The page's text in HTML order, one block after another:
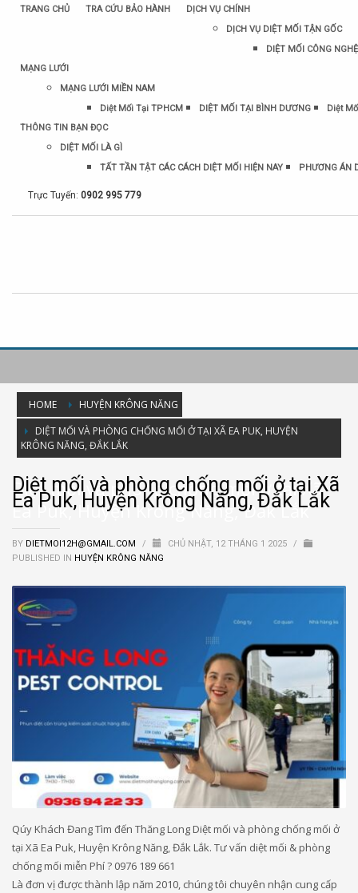
TRANG CHỦ TRA CỨU BẢO HÀNH
DỊCH VỤ CHÍNH
DỊCH VỤ DIỆT MỐI TẬN GỐC
DIỆT MỐI CÔNG
MẠNG LƯỚI
MẠNG LƯỚI MIỀN NAM
Diệt Mối Tại TPHCM
DIỆT MỐI TẠI BÌNH DƯƠNG
Diệt
THÔNG TIN BẠN ĐỌC
DIỆT MỐI LÀ GÌ
TẤT TẦN TẬT CÁC CÁCH DIỆT MỐI HIỆN NAY
PHƯƠNG ÁN
Trực Tuyến: 0902 995 779
HOME
HUYỆN KRÔNG NĂNG
DIỆT MỐI VÀ PHÒNG CHỐNG MỐI Ở TẠI XÃ EA PUK, HUYỆN
KRÔNG NĂNG, ĐẮK LẮK
Diệt mối và phòng chống mối ở tại Xã
Ea Puk, Huyện Krông Năng, Đắk Lắk
Diệt mối và phòng chống mối ở tại Xã
Ea Puk, Huyện Krông Năng, Đắk Lắk
BY DIETMOI12H@GMAIL.COM / CHỦ NHẬT, 12 THÁNG 1 2025
/
PUBLISHED IN HUYỆN KRÔNG NĂNG
Qúy Khách Đang Tìm đến Thăng Long Diệt mối và phòng chống mối ở
tại Xã Ea Puk, Huyện Krông Năng, Đắk Lắk. Tư vấn diệt mối & phòng
chống mối miễn Phí ? 0976 189 661
Là đơn vị được thành lập năm 2010, chúng tôi chuyên nhận cung cấp